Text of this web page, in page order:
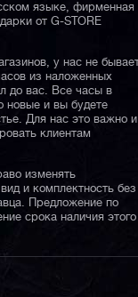
языке, фирменная
от G-STORE
у нас не
из наложенных
до вас. Все часы в
новые и вы будете
Для нас это важно и
клиентам
изменять
и комплектность без
Предложение по
срока наличия этого